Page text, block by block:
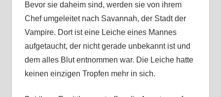
Bevor sie daheim sind, werden sie von ihrem
Chef umgeleitet nach Savannah, der Stadt der
Vampire. Dort ist eine Leiche eines Mannes
aufgetaucht, der nicht gerade unbekannt ist und
dem alles Blut entnommen war. Die Leiche hatte
keinen einzigen Tropfen mehr in sich.